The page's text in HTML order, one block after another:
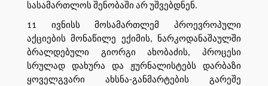
სასამართლოს შენობაში არ უშვებდნენ.
11 ივნისს მოსამართლემ პროევროპული
აქციების მონაწილე ექიმის, ნარკოდანაშაულში
ბრალდებული გიორგი ახობაძის, პროცესი
სრულად დახურა და ჟურნალისტებს დარბაზი
ყოველგვარი ახსნა-განმარტების გარეშე